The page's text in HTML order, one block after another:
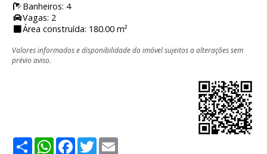
Banheiros: 4
Vagas: 2
Área construída: 180.00 m²
Valores informados e disponibilidade do imóvel sujeitos a alterações sem
prévio aviso.
ShareWhatsApp
Facebook
Twitter